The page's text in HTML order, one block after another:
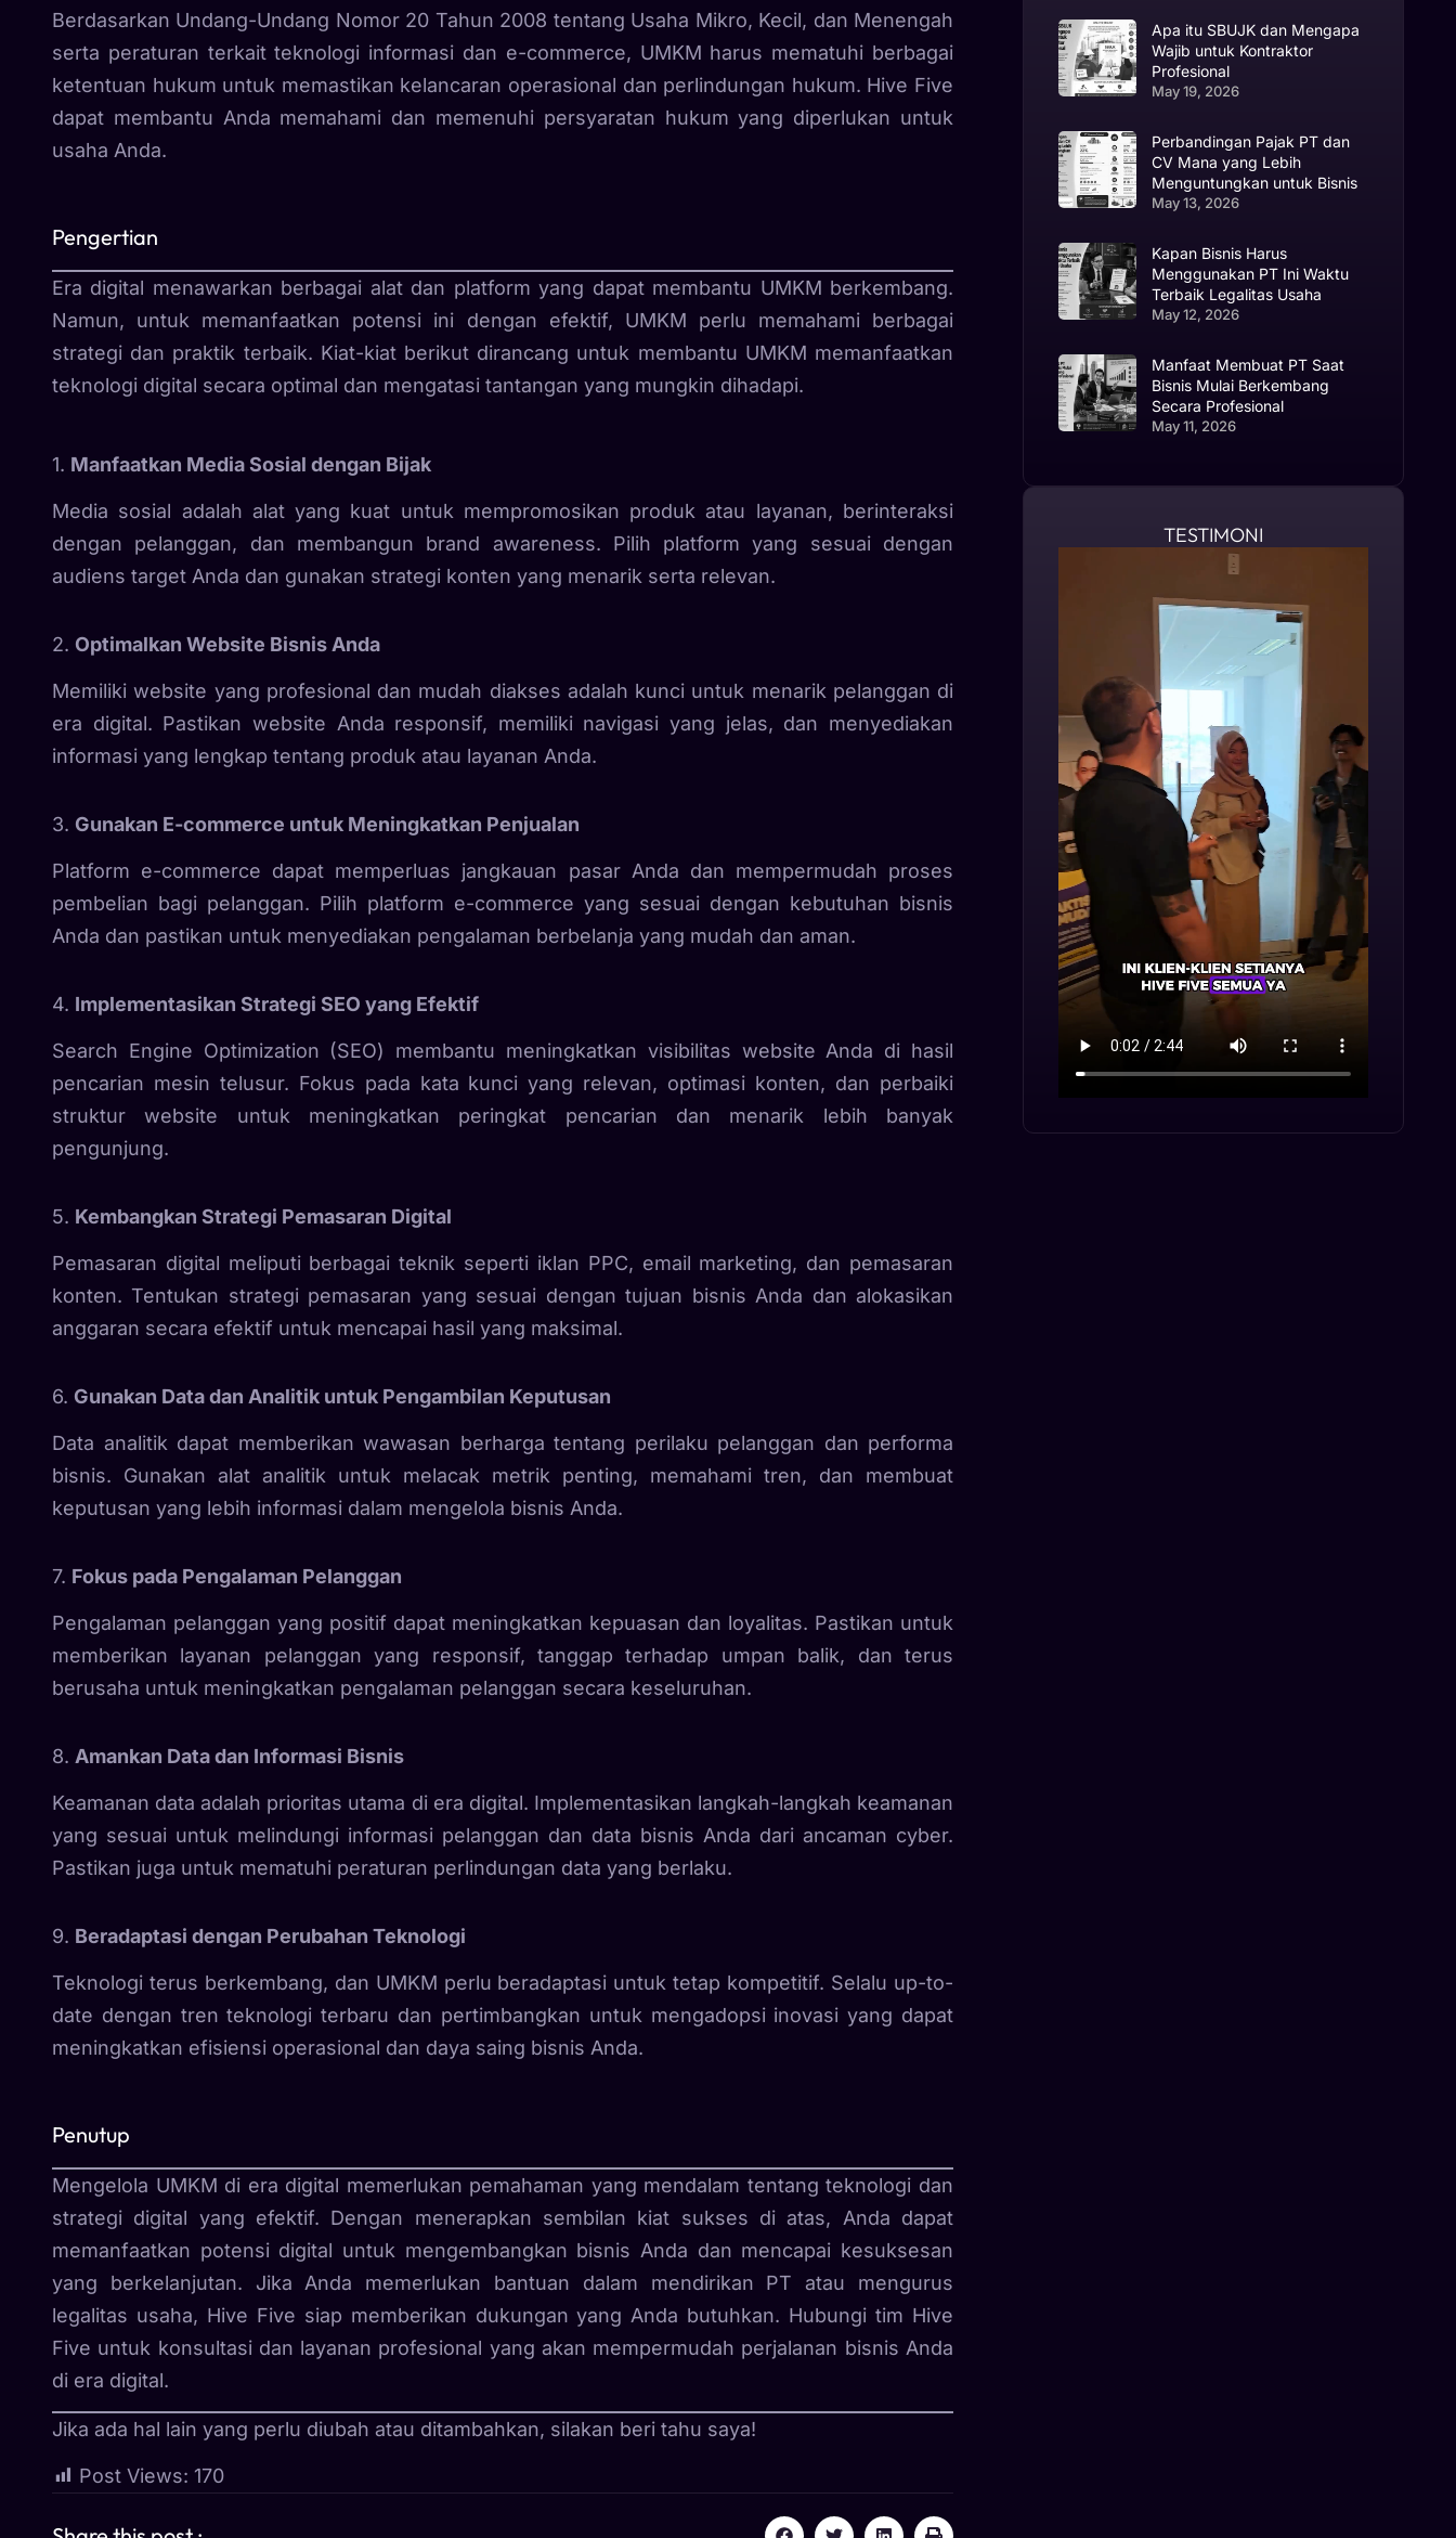
Berdasarkan Undang-Undang Nomor 20 Tahun 2008 tentang Usaha Mikro, Kecil, dan Menengah
serta peraturan terkait teknologi informasi dan e-commerce, UMKM harus mematuhi berbagai
ketentuan hukum untuk memastikan kelancaran operasional dan perlindungan hukum. Hive Five
dapat membantu Anda memahami dan memenuhi persyaratan hukum yang diperlukan untuk
usaha Anda.
Pengertian
Era digital menawarkan berbagai alat dan platform yang dapat membantu UMKM berkembang.
Namun, untuk memanfaatkan potensi ini dengan efektif, UMKM perlu memahami berbagai
strategi dan praktik terbaik. Kiat-kiat berikut dirancang untuk membantu UMKM memanfaatkan
teknologi digital secara optimal dan mengatasi tantangan yang mungkin dihadapi.
1. Manfaatkan Media Sosial dengan Bijak
Media sosial adalah alat yang kuat untuk mempromosikan produk atau layanan, berinteraksi
dengan pelanggan, dan membangun brand awareness. Pilih platform yang sesuai dengan
audiens target Anda dan gunakan strategi konten yang menarik serta relevan.
2. Optimalkan Website Bisnis Anda
Memiliki website yang profesional dan mudah diakses adalah kunci untuk menarik pelanggan di
era digital. Pastikan website Anda responsif, memiliki navigasi yang jelas, dan menyediakan
informasi yang lengkap tentang produk atau layanan Anda.
3. Gunakan E-commerce untuk Meningkatkan Penjualan
Platform e-commerce dapat memperluas jangkauan pasar Anda dan mempermudah proses
pembelian bagi pelanggan. Pilih platform e-commerce yang sesuai dengan kebutuhan bisnis
Anda dan pastikan untuk menyediakan pengalaman berbelanja yang mudah dan aman.
4. Implementasikan Strategi SEO yang Efektif
Search Engine Optimization (SEO) membantu meningkatkan visibilitas website Anda di hasil
pencarian mesin telusur. Fokus pada kata kunci yang relevan, optimasi konten, dan perbaiki
struktur website untuk meningkatkan peringkat pencarian dan menarik lebih banyak
pengunjung.
5. Kembangkan Strategi Pemasaran Digital
Pemasaran digital meliputi berbagai teknik seperti iklan PPC, email marketing, dan pemasaran
konten. Tentukan strategi pemasaran yang sesuai dengan tujuan bisnis Anda dan alokasikan
anggaran secara efektif untuk mencapai hasil yang maksimal.
6. Gunakan Data dan Analitik untuk Pengambilan Keputusan
Data analitik dapat memberikan wawasan berharga tentang perilaku pelanggan dan performa
bisnis. Gunakan alat analitik untuk melacak metrik penting, memahami tren, dan membuat
keputusan yang lebih informasi dalam mengelola bisnis Anda.
7. Fokus pada Pengalaman Pelanggan
Pengalaman pelanggan yang positif dapat meningkatkan kepuasan dan loyalitas. Pastikan untuk
memberikan layanan pelanggan yang responsif, tanggap terhadap umpan balik, dan terus
berusaha untuk meningkatkan pengalaman pelanggan secara keseluruhan.
8. Amankan Data dan Informasi Bisnis
Keamanan data adalah prioritas utama di era digital. Implementasikan langkah-langkah keamanan
yang sesuai untuk melindungi informasi pelanggan dan data bisnis Anda dari ancaman cyber.
Pastikan juga untuk mematuhi peraturan perlindungan data yang berlaku.
9. Beradaptasi dengan Perubahan Teknologi
Teknologi terus berkembang, dan UMKM perlu beradaptasi untuk tetap kompetitif. Selalu up-to-
date dengan tren teknologi terbaru dan pertimbangkan untuk mengadopsi inovasi yang dapat
meningkatkan efisiensi operasional dan daya saing bisnis Anda.
Penutup
Mengelola UMKM di era digital memerlukan pemahaman yang mendalam tentang teknologi dan
strategi digital yang efektif. Dengan menerapkan sembilan kiat sukses di atas, Anda dapat
memanfaatkan potensi digital untuk mengembangkan bisnis Anda dan mencapai kesuksesan
yang berkelanjutan. Jika Anda memerlukan bantuan dalam mendirikan PT atau mengurus
legalitas usaha, Hive Five siap memberikan dukungan yang Anda butuhkan. Hubungi tim Hive
Five untuk konsultasi dan layanan profesional yang akan mempermudah perjalanan bisnis Anda
di era digital.
Jika ada hal lain yang perlu diubah atau ditambahkan, silakan beri tahu saya!
Post Views: 170
Apa itu SBUJK dan Mengapa
Wajib untuk Kontraktor
Profesional
May 19, 2026
Perbandingan Pajak PT dan
CV Mana yang Lebih
Menguntungkan untuk Bisnis
May 13, 2026
Kapan Bisnis Harus
Menggunakan PT Ini Waktu
Terbaik Legalitas Usaha
May 12, 2026
Manfaat Membuat PT Saat
Bisnis Mulai Berkembang
Secara Profesional
May 11, 2026
TESTIMONI